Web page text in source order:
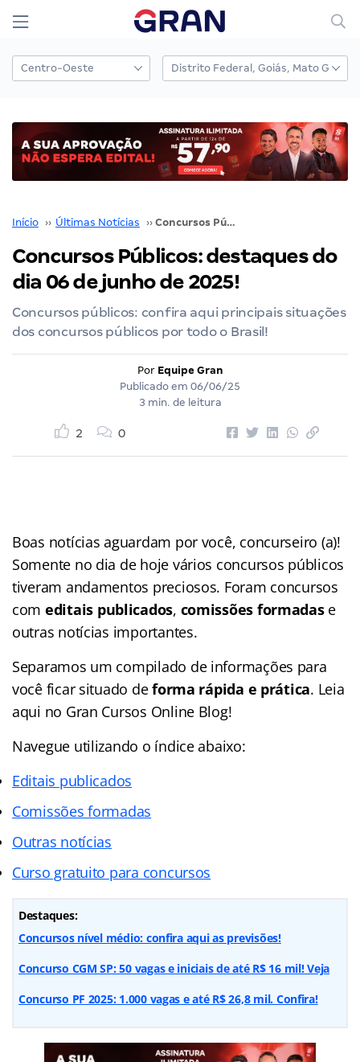
Início ›› Últimas Notícias ›› Concursos Públicos: destaques do dia 06 de junho de 2025!
Concursos Públicos: destaques do
dia 06 de junho de 2025!
Concursos públicos: confira aqui principais situações
dos concursos públicos por todo o Brasil!
Por Equipe Gran
Publicado em 06/06/25
3 min. de leitura
2 0
Boas notícias aguardam por você, concurseiro (a)!
Somente no dia de hoje vários concursos públicos
tiveram andamentos preciosos. Foram concursos
com editais publicados, comissões formadase
outras notícias importantes.
Separamos um compilado de informações para
você ficar situado deforma rápida e prática. Leia
aqui no Gran Cursos Online Blog!
Navegue utilizando o índiceabaixo:
Editais publicados
Comissões formadas
Outras notícias
Curso gratuito para concursos
Destaques:
Concursos nível médio: confira aqui as previsões!
Concurso CGM SP: 50 vagas e iniciais de até R$ 16 mil! Veja
Concurso PF 2025: 1.000 vagas e até R$ 26,8 mil. Confira!